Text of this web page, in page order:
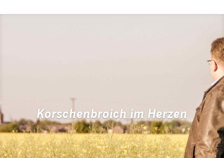
Korschenbroich im Herzen